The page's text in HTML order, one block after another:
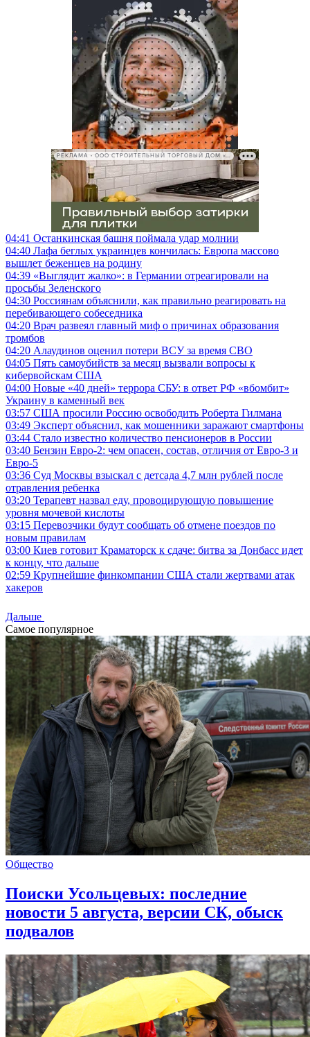
РЕКЛАМА • ООО СТРОИТЕЛЬНЫЙ ТОРГОВЫЙ ДОМ «ПЕТРОВИЧ», ИНН 7802348846
04:41 Останкинская башня поймала удар молнии
04:40 Лафа беглых украинцев кончилась: Европа массово
вышлет беженцев на родину
04:39 «Выглядит жалко»: в Германии отреагировали на
просьбы Зеленского
04:30 Россиянам объяснили, как правильно реагировать на
перебивающего собеседника
04:20 Врач развеял главный миф о причинах образования
тромбов
04:20 Алаудинов оценил потери ВСУ за время СВО
04:05 Пять самоубийств за месяц вызвали вопросы к
кибервойскам США
04:00 Новые «40 дней» террора СБУ: в ответ РФ «вбомбит»
Украину в каменный век
03:57 США просили Россию освободить Роберта Гилмана
03:49 Эксперт объяснил, как мошенники заражают смартфоны
03:44 Стало известно количество пенсионеров в России
03:40 Бензин Евро-2: чем опасен, состав, отличия от Евро-3 и
Евро-5
03:36 Суд Москвы взыскал с детсада 4,7 млн рублей после
отравления ребенка
03:20 Терапевт назвал еду, провоцирующую повышение
уровня мочевой кислоты
03:15 Перевозчики будут сообщать об отмене поездов по
новым правилам
03:00 Киев готовит Краматорск к сдаче: битва за Донбасс идет
к концу, что дальше
02:59 Крупнейшие финкомпании США стали жертвами атак
хакеров
Дальше
Самое популярное
Общество
Поиски Усольцевых: последние
новости 5 августа, версии СК, обыск
подвалов